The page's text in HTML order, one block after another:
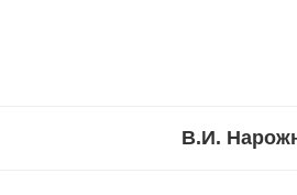
В.И.